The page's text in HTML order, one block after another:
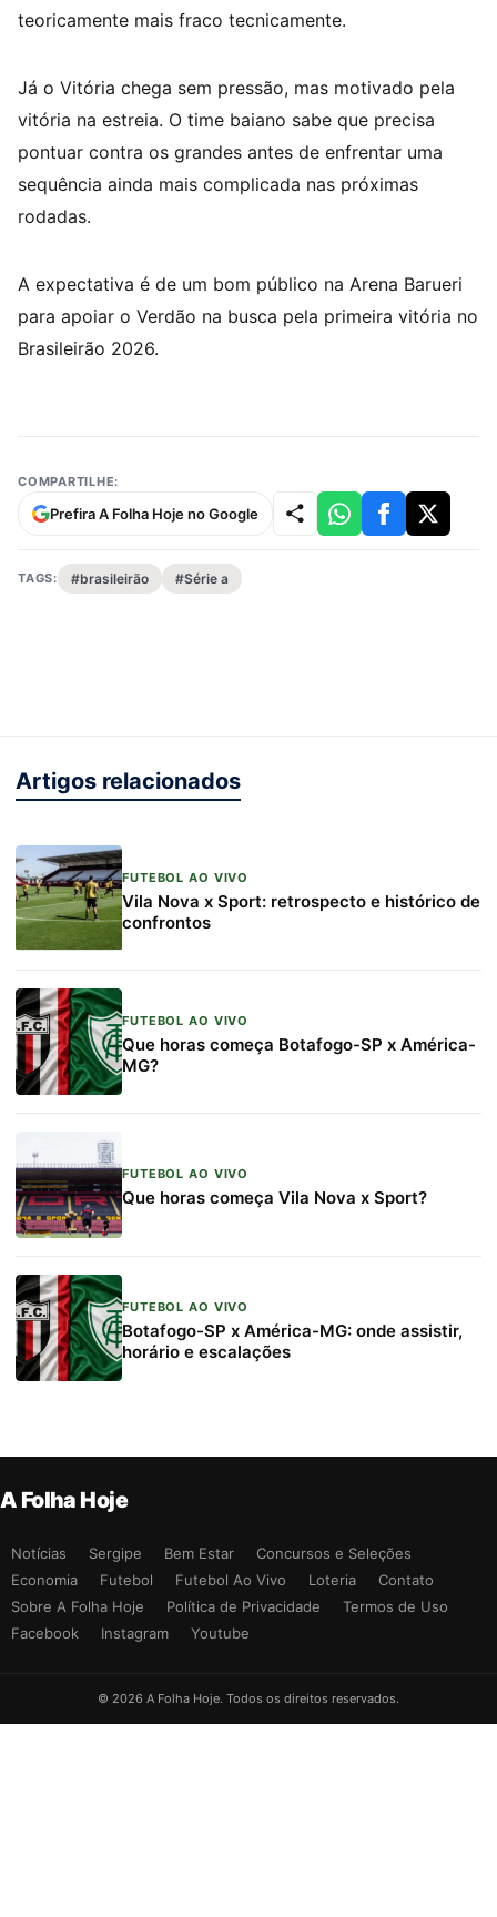
teoricamente mais fraco tecnicamente.
Já o Vitória chega sem pressão, mas motivado pela
vitória na estreia. O time baiano sabe que precisa
pontuar contra os grandes antes de enfrentar uma
sequência ainda mais complicada nas próximas
rodadas.
A expectativa é de um bom público na Arena Barueri
para apoiar o Verdão na busca pela primeira vitória no
Brasileirão 2026.
COMPARTILHE:
Prefira A Folha Hoje no Google
TAGS: #brasileirão #Série a
Artigos relacionados
FUTEBOL AO VIVO
Vila Nova x Sport: retrospecto e histórico de
confrontos
FUTEBOL AO VIVO
Que horas começa Botafogo-SP x América-
MG?
FUTEBOL AO VIVO
Que horas começa Vila Nova x Sport?
FUTEBOL AO VIVO
Botafogo-SP x América-MG: onde assistir,
horário e escalações
A Folha Hoje
Notícias Sergipe Bem Estar
Concursos e Seleções
Economia
Futebol Futebol Ao Vivo Loteria
Contato
Sobre A Folha Hoje
Política de Privacidade
Termos de Uso
Facebook
Instagram Youtube
© 2026 A Folha Hoje. Todos os direitos reservados.